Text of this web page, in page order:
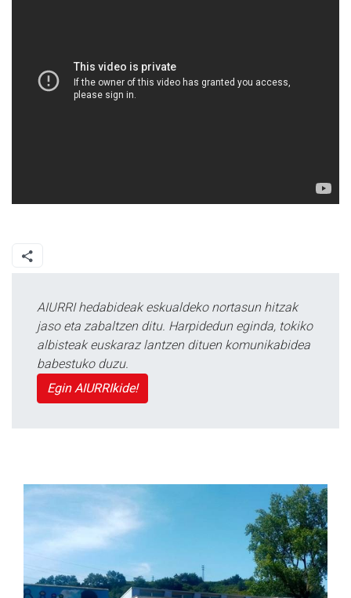
AIURRI hedabideak eskualdeko nortasun hitzak
jaso eta zabaltzen ditu. Harpidedun eginda, tokiko
albisteak euskaraz lantzen dituen komunikabidea
babestuko duzu.
Egin AIURRIkide!